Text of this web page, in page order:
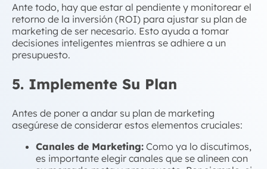
Ante todo, hay que estar al pendiente y monitorear el
retorno de la inversión (ROI) para ajustar su plan de
marketing de ser necesario. Esto ayuda a tomar
decisiones inteligentes mientras se adhiere a un
presupuesto.
5. Implemente Su Plan
Antes de poner a andar su plan de marketing
asegúrese de considerar estos elementos cruciales:
Canales de Marketing: Como ya lo discutimos,
es importante elegir canales que se alineen con